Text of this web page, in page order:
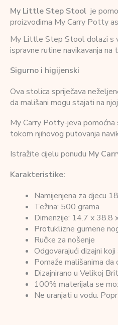
My Little Step Stool je
proizvodima My Carry Potty
My Little Step Stool dolazi s
ispravne rutine navikavanja na
Sigurno i higijenski
Ova stolica spriječava
da mališani mogu stajati na
My Carry Potty-jeva
tokom njihovog putovanja
Istražite cijelu ponudu My
Karakteristike:
Namijenjena za djecu
Težina: 500 grama
Dimenzije: 14.7 x 38.8
Protuklizne gumene
Ručke za nošenje
Odgovarajući dizajni
Pomaže mališanima da
Dizajnirano u Velikoj
100% materijala se
Ne uranjati u vodu.